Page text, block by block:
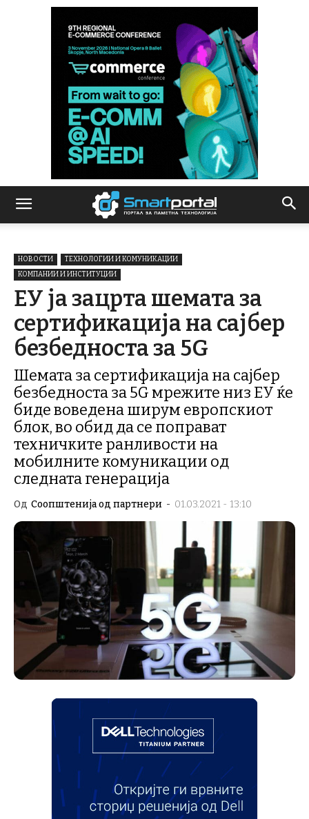
НОВОСТИ
ТЕХНОЛОГИИ И КОМУНИКАЦИИ
КОМПАНИИ И ИНСТИТУЦИИ
ЕУ ја зацрта шемата за
сертификација на сајбер
безбедноста за 5G
Шемата за сертификација на сајбер
безбедноста за 5G мрежите низ ЕУ ќе
биде воведена ширум европскиот
блок, во обид да се поправат
техничките ранливости на
мобилните комуникации од
следната генерација
Од Соопштенија од партнери - 01.03.2021 - 13:10